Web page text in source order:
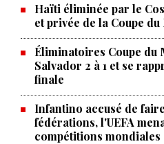
Haïti éliminée par le
et privée de la Coupe
Éliminatoires Coupe du
Salvador 2 à 1 et se
finale
Infantino accusé de
fédérations, l'UEFA
compétitions mondiales